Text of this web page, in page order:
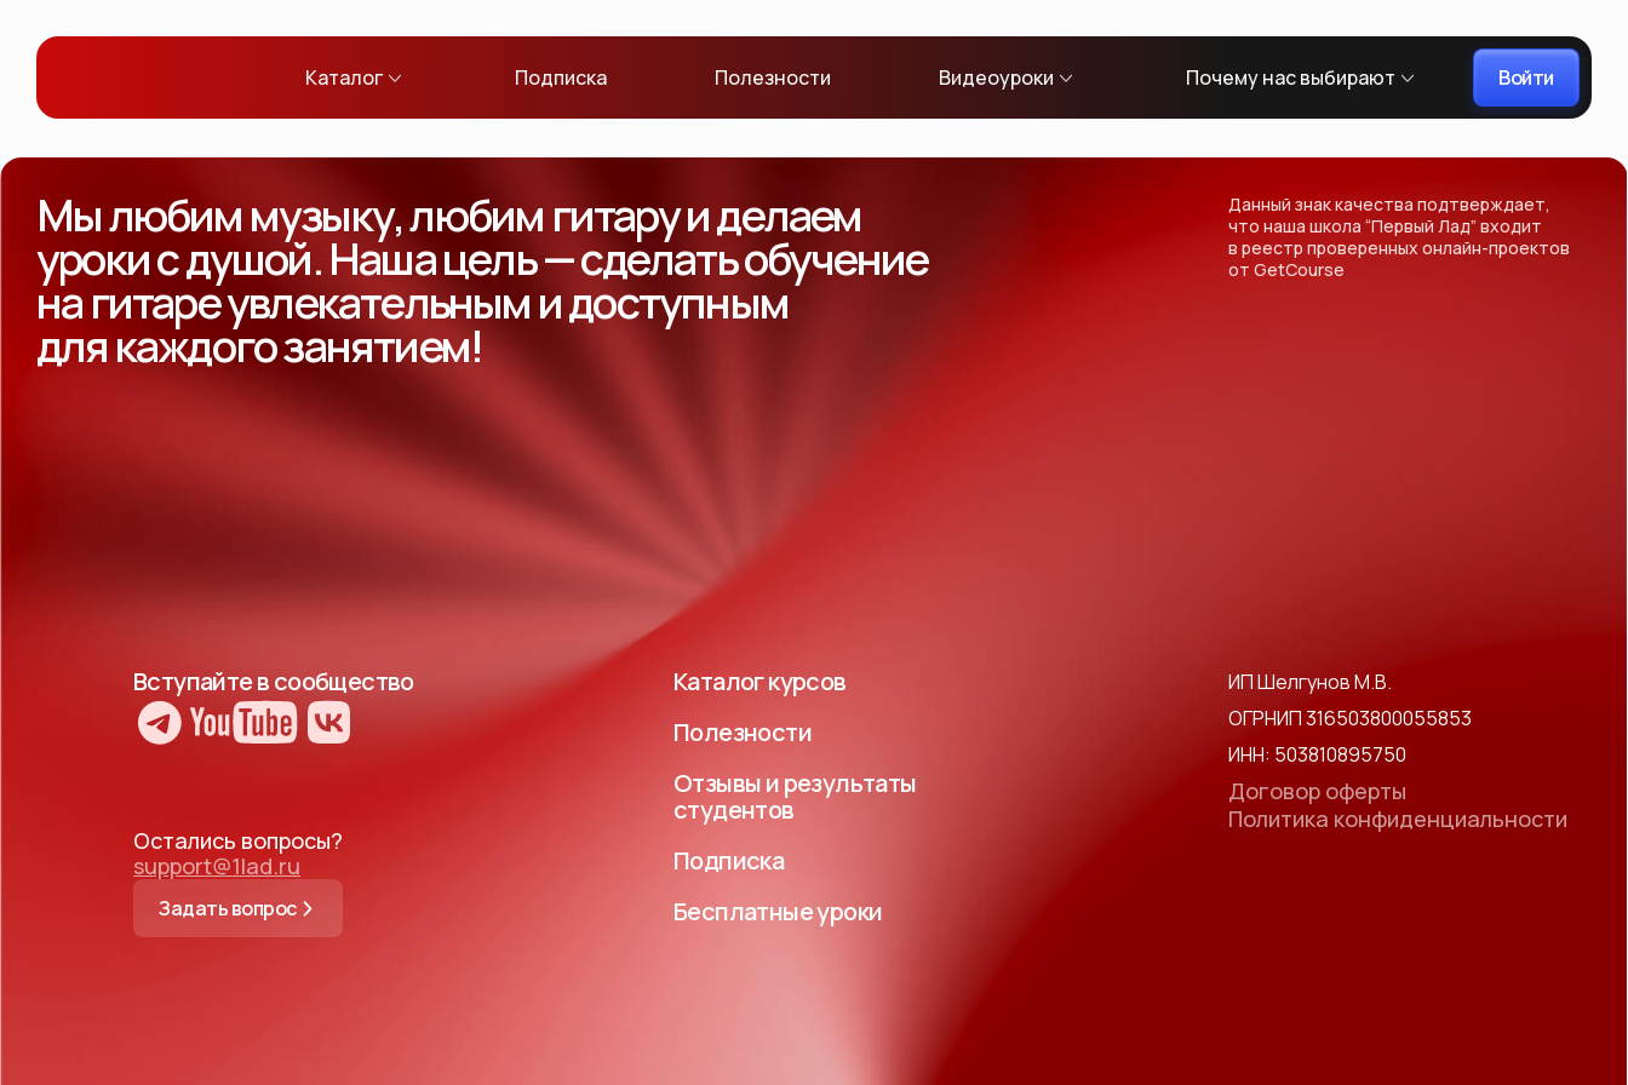
Каталог Подписка Полезности Видеоуроки Почему нас выбирают Войти
Мы любим музыку, любим гитару и делаем
уроки с душой. Наша цель — сделать обучение
на гитаре увлекательным и доступным
для каждого занятием!
Данный знак качества подтверждает,
что наша школа “Первый Лад” входит
в реестр проверенных онлайн-проектов
от GetCourse
Вступайте в сообщество
Остались вопросы?
support@1lad.ru
Задать вопрос
Каталог курсов
Полезности
Отзывы и результаты
студентов
Подписка
Бесплатные уроки
ИП Шелгунов М.В.
ОГРНИП 316503800055853
ИНН: 503810895750
Договор оферты
Политика конфиденциальности